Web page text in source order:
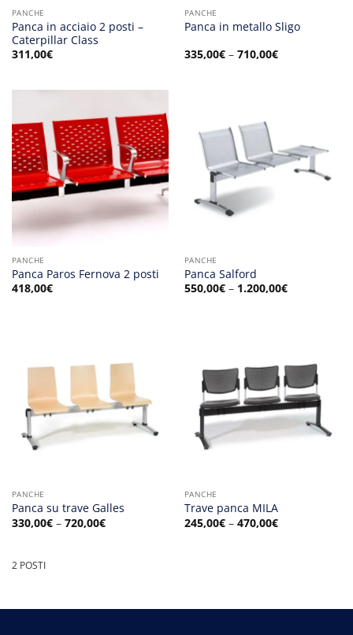
PANCHE
Panca in acciaio 2 posti –
Caterpillar Class
311,00€
PANCHE
Panca in metallo Sligo
335,00€– 710,00€
PANCHE
Panca Paros Fernova 2 posti
418,00€
PANCHE
Panca Salford
550,00€– 1.200,00€
PANCHE
Panca su trave Galles
330,00€– 720,00€
PANCHE
Trave panca MILA
245,00€– 470,00€
2 POSTI